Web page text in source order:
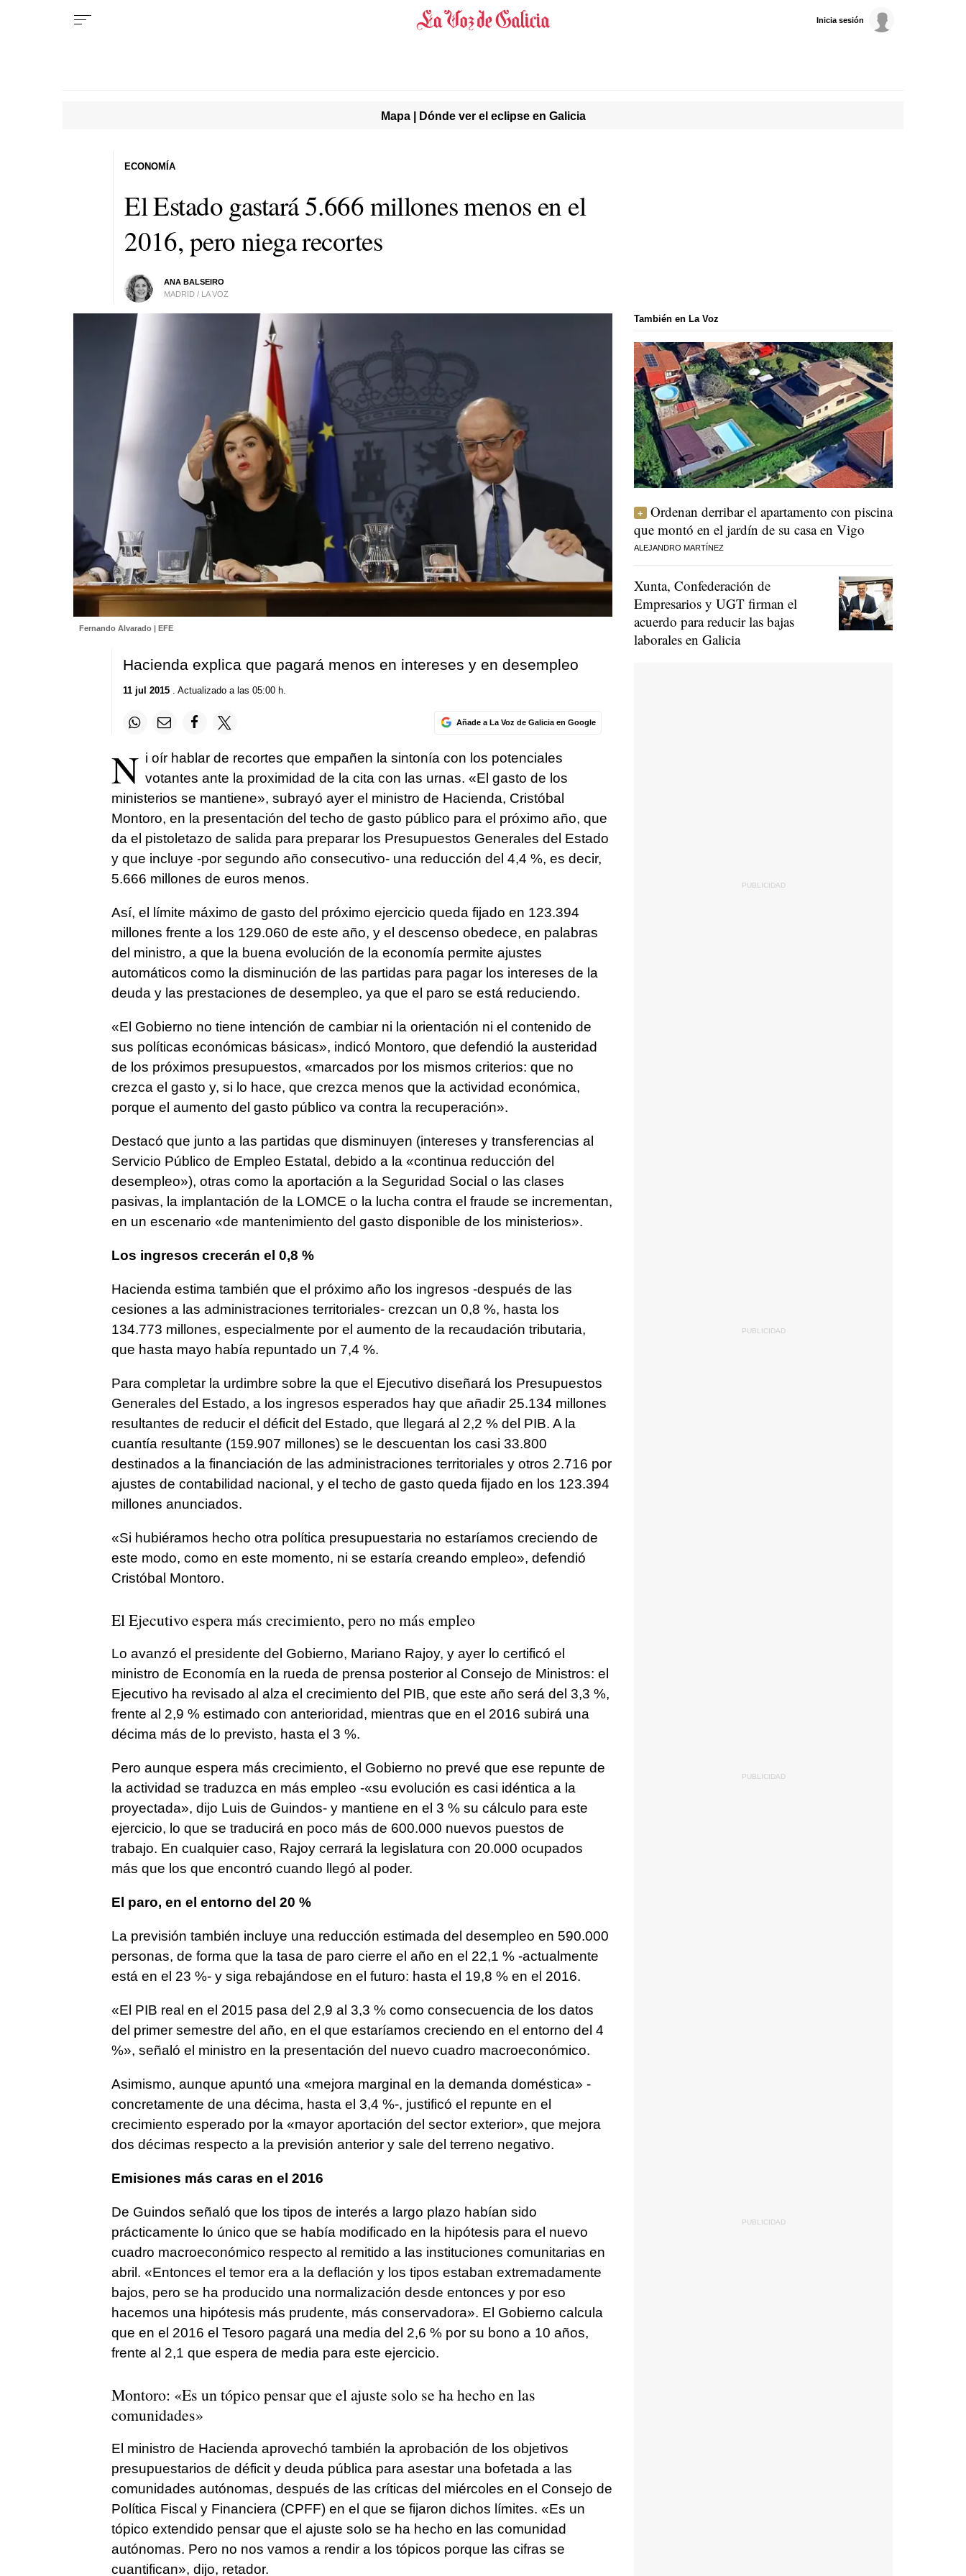
Inicia sesión
Mapa | Dónde ver el eclipse en Galicia
El Estado gastará 5.666 millones menos en el
2016, pero niega recortes
ANA BALSEIRO
MADRID / LA VOZ
ECONOMÍA
Fernando Alvarado | EFE
Hacienda explica que pagará menos en intereses y en desempleo
11 jul 2015. Actualizado a las 05:00 h.
Añade a La Voz de Galicia en Google
N i oír hablar de recortes que empañen la sintonía con los potenciales
votantes ante la proximidad de la cita con las urnas. «El gasto de los
ministerios se mantiene», subrayó ayer el ministro de Hacienda, Cristóbal
Montoro, en la presentación del techo de gasto público para el próximo año, que
da el pistoletazo de salida para preparar los Presupuestos Generales del Estado
y que incluye -por segundo año consecutivo- una reducción del 4,4 %, es decir,
5.666 millones de euros menos.
Así, el límite máximo de gasto del próximo ejercicio queda fijado en 123.394
millones frente a los 129.060 de este año, y el descenso obedece, en palabras
del ministro, a que la buena evolución de la economía permite ajustes
automáticos como la disminución de las partidas para pagar los intereses de la
deuda y las prestaciones de desempleo, ya que el paro se está reduciendo.
«El Gobierno no tiene intención de cambiar ni la orientación ni el contenido de
sus políticas económicas básicas», indicó Montoro, que defendió la austeridad
de los próximos presupuestos, «marcados por los mismos criterios: que no
crezca el gasto y, si lo hace, que crezca menos que la actividad económica,
porque el aumento del gasto público va contra la recuperación».
Destacó que junto a las partidas que disminuyen (intereses y transferencias al
Servicio Público de Empleo Estatal, debido a la «continua reducción del
desempleo»), otras como la aportación a la Seguridad Social o las clases
pasivas, la implantación de la LOMCE o la lucha contra el fraude se incrementan,
en un escenario «de mantenimiento del gasto disponible de los ministerios».
Los ingresos crecerán el 0,8 %
Hacienda estima también que el próximo año los ingresos -después de las
cesiones a las administraciones territoriales- crezcan un 0,8 %, hasta los
134.773 millones, especialmente por el aumento de la recaudación tributaria,
que hasta mayo había repuntado un 7,4 %.
Para completar la urdimbre sobre la que el Ejecutivo diseñará los Presupuestos
Generales del Estado, a los ingresos esperados hay que añadir 25.134 millones
resultantes de reducir el déficit del Estado, que llegará al 2,2 % del PIB. A la
cuantía resultante (159.907 millones) se le descuentan los casi 33.800
destinados a la financiación de las administraciones territoriales y otros 2.716 por
ajustes de contabilidad nacional, y el techo de gasto queda fijado en los 123.394
millones anunciados.
«Si hubiéramos hecho otra política presupuestaria no estaríamos creciendo de
este modo, como en este momento, ni se estaría creando empleo», defendió
Cristóbal Montoro.
El Ejecutivo espera más crecimiento, pero no más empleo
Lo avanzó el presidente del Gobierno, Mariano Rajoy, y ayer lo certificó el
ministro de Economía en la rueda de prensa posterior al Consejo de Ministros: el
Ejecutivo ha revisado al alza el crecimiento del PIB, que este año será del 3,3 %,
frente al 2,9 % estimado con anterioridad, mientras que en el 2016 subirá una
décima más de lo previsto, hasta el 3 %.
Pero aunque espera más crecimiento, el Gobierno no prevé que ese repunte de
la actividad se traduzca en más empleo -«su evolución es casi idéntica a la
proyectada», dijo Luis de Guindos- y mantiene en el 3 % su cálculo para este
ejercicio, lo que se traducirá en poco más de 600.000 nuevos puestos de
trabajo. En cualquier caso, Rajoy cerrará la legislatura con 20.000 ocupados
más que los que encontró cuando llegó al poder.
El paro, en el entorno del 20 %
La previsión también incluye una reducción estimada del desempleo en 590.000
personas, de forma que la tasa de paro cierre el año en el 22,1 % -actualmente
está en el 23 %- y siga rebajándose en el futuro: hasta el 19,8 % en el 2016.
«El PIB real en el 2015 pasa del 2,9 al 3,3 % como consecuencia de los datos
del primer semestre del año, en el que estaríamos creciendo en el entorno del 4
%», señaló el ministro en la presentación del nuevo cuadro macroeconómico.
Asimismo, aunque apuntó una «mejora marginal en la demanda doméstica» -
concretamente de una décima, hasta el 3,4 %-, justificó el repunte en el
crecimiento esperado por la «mayor aportación del sector exterior», que mejora
dos décimas respecto a la previsión anterior y sale del terreno negativo.
Emisiones más caras en el 2016
De Guindos señaló que los tipos de interés a largo plazo habían sido
prácticamente lo único que se había modificado en la hipótesis para el nuevo
cuadro macroeconómico respecto al remitido a las instituciones comunitarias en
abril. «Entonces el temor era a la deflación y los tipos estaban extremadamente
bajos, pero se ha producido una normalización desde entonces y por eso
hacemos una hipótesis más prudente, más conservadora». El Gobierno calcula
que en el 2016 el Tesoro pagará una media del 2,6 % por su bono a 10 años,
frente al 2,1 que espera de media para este ejercicio.
Montoro: «Es un tópico pensar que el ajuste solo se ha hecho en las
comunidades»
El ministro de Hacienda aprovechó también la aprobación de los objetivos
presupuestarios de déficit y deuda pública para asestar una bofetada a las
comunidades autónomas, después de las críticas del miércoles en el Consejo de
Política Fiscal y Financiera (CPFF) en el que se fijaron dichos límites. «Es un
tópico extendido pensar que el ajuste solo se ha hecho en las comunidad
autónomas. Pero no nos vamos a rendir a los tópicos porque las cifras se
cuantifican», dijo, retador.
También en La Voz
Ordenan derribar el apartamento con piscina
que montó en el jardín de su casa en Vigo
ALEJANDRO MARTÍNEZ
Xunta, Confederación de
Empresarios y UGT firman el
acuerdo para reducir las bajas
laborales en Galicia